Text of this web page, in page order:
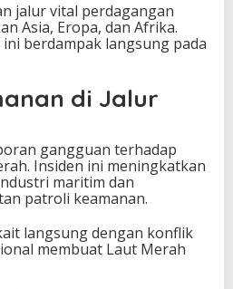
jalur vital perdagangan
Asia, Eropa, dan Afrika.
berdampak langsung pada
di Jalur
gangguan terhadap
Insiden ini meningkatkan
maritim dan
patroli keamanan.
langsung dengan konflik
membuat Laut Merah